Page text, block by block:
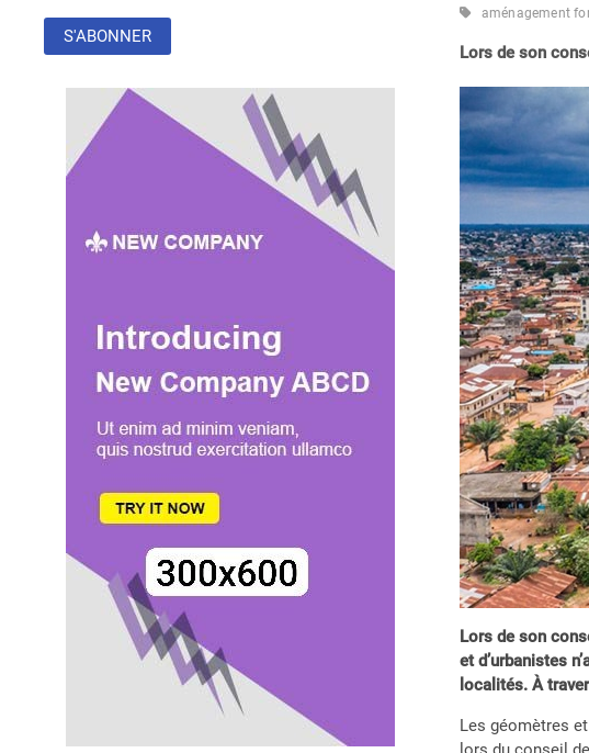
aménagement
Lors de son
Lors de son
et d’urbanistes
localités. À
Les géomètres